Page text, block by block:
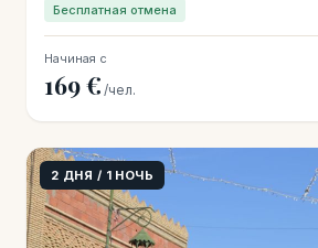
Бесплатная отмена
Начиная с
169 € /чел.
2 ДНЯ / 1 НОЧЬ